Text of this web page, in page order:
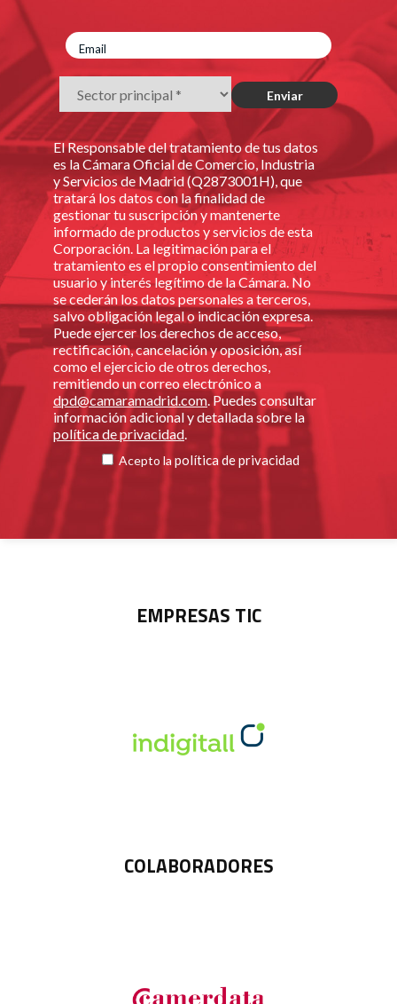
El Responsable del tratamiento de tus datos
es la Cámara Oficial de Comercio, Industria
y Servicios de Madrid (Q2873001H), que
tratará los datos con la finalidad de
gestionar tu suscripción y mantenerte
informado de productos y servicios de esta
Corporación. La legitimación para el
tratamiento es el propio consentimiento del
usuario y interés legítimo de la Cámara. No
se cederán los datos personales a terceros,
salvo obligación legal o indicación expresa.
Puede ejercer los derechos de acceso,
rectificación, cancelación y oposición, así
como el ejercicio de otros derechos,
remitiendo un correo electrónico a
dpd@camaramadrid.com. Puedes consultar
información adicional y detallada sobre la
política de privacidad.
Acepto la política de privacidad
EMPRESAS TIC
COLABORADORES